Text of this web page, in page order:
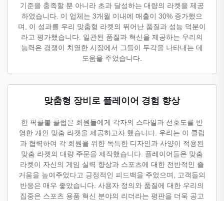
기준을 충족할 뿐 아니라 초과 달성하는 대량의 라켓을 제공
하였습니다. 이 업체는 3개월 이내에 매출이 30% 증가했으
며, 이 성과를 우리 맞춤형 라켓의 뛰어난 품질과 성능 덕분이
라고 평가했습니다. 일관된 품질과 혁신을 제공하는 우리의
능력은 경쟁이 치열한 시장에서 그들이 두각을 나타내는 데
도움을 주었습니다.
맞춤형 장비로 플레이어 경험 향상
한 픽클볼 클럽은 회원들에게 각자의 스타일과 선호도를 반
영한 개인 맞춤 라켓을 제공하고자 했습니다. 우리는 이 클럽
과 협력하여 각 회원을 위한 독특한 디자인과 사양이 적용된
맞춤 라켓의 대량 주문을 제작했습니다. 플레이어들은 맞춤
라켓이 자신의 게임 실력 향상과 스포츠에 대한 전반적인 즐
거움을 높여주었다고 긍정적인 피드백을 주었으며, 고객들의
반응은 매우 좋았습니다. 사용자 정의와 품질에 대한 우리의
집중은 스포츠 용품 혁신 분야의 리더라는 평판을 더욱 공고